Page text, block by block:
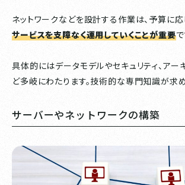
ネットワークなどを設計する作業は、予算に応
サービスを支障なく運用していくことが重要で
具体的にはデータモデルやセキュリティ、アー
ど多岐にわたります。技術的な専門知識が求
サーバーやネットワークの構築